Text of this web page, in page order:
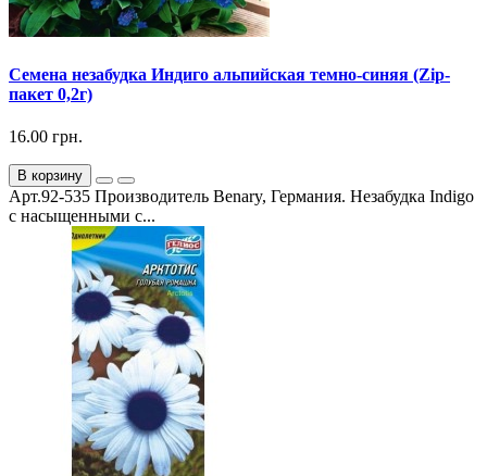
Семена незабудка Индиго альпийская темно-синяя (Zip-
пакет 0,2г)
16.00 грн.
В корзину
Арт.92-535 Производитель Benary, Германия. Незабудка Indigo
с насыщенными с...